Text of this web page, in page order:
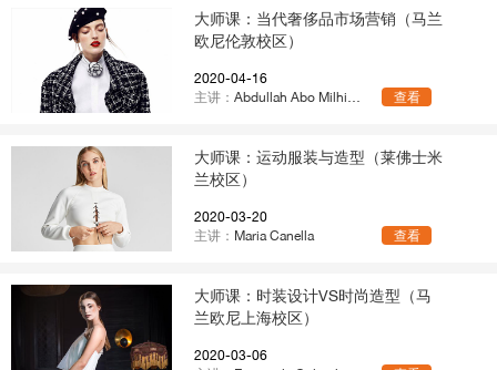
大师课：当代奢侈品市场营销（马兰
欧尼伦敦校区）
2020-04-16
主讲： Abdullah Abo Milhim、Kirsten Scott、Jennifer 查看
大师课：运动服装与造型（莱佛士米
兰校区）
2020-03-20
主讲： Maria Canella 查看
大师课：时装设计VS时尚造型（马
兰欧尼上海校区）
2020-03-06